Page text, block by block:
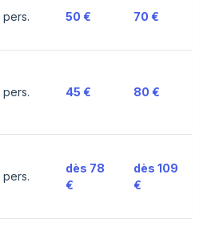
pers. 50 € 70 €
pers. 45 € 80 €
pers.
dès 78
€
dès 109
€